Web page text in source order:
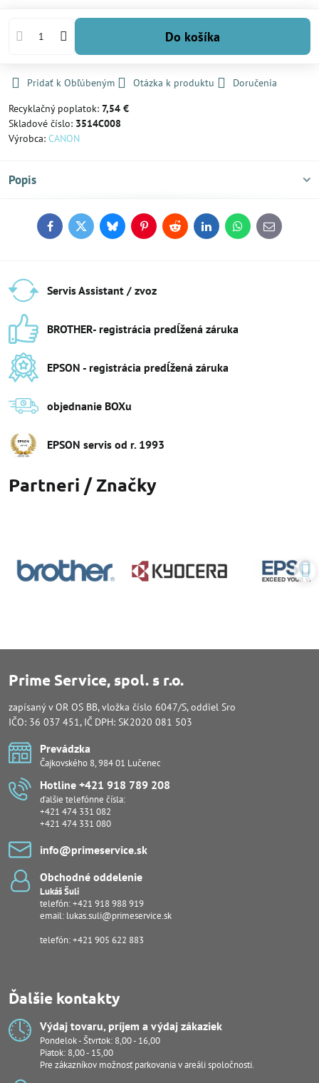
Do košíka
Pridať k Obľúbeným Otázka k produktu
Doručenia
Recyklačný poplatok: 7,54 €
Skladové číslo: 3514C008
Výrobca: CANON
Popis
FacebookTwitterBlueskyPinterestReddit LinkedInWhatsApp
E-
mail
Servis Assistant / zvoz
BROTHER- registrácia predĺžená záruka
EPSON - registrácia predĺžená záruka
objednanie BOXu
EPSON servis od r​. 1993
Partneri / Značky
Prime Service, spol. s r.o.
zapísaný v OR OS BB, vložka číslo 6047/S, oddiel Sro
IČO: 36 037 451, IČ DPH: SK2020 081 503
Prevádzka
Čajkovského 8, 984 01 Lučenec
Hotline +421 918 789 208
ďalšie telefónne čísla:
+421 474 331 082
+421 474 331 080
info​@primeservice​.sk
Obchodné oddelenie
Lukáš Šuli
telefón:+421 918 988 919
email: lukas.suli@primeservice.sk
telefón: +421 905 622 883
Ďalšie kontakty
Výdaj tovaru, príjem a výdaj zákaziek
Pondelok - Štvrtok: 8,00 - 16,00
Piatok: 8,00 - 15,00
Pre zákazníkov možnosť parkovania v areáli spoločnosti.